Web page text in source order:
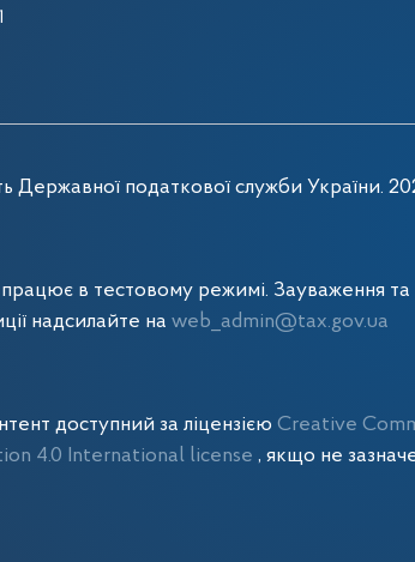
Державної податкової служби України.
в тестовому режимі. Зауваження та
надсилайте на web_admin@tax.gov.ua
доступний за ліцензією Creative
4.0 International license , якщо не